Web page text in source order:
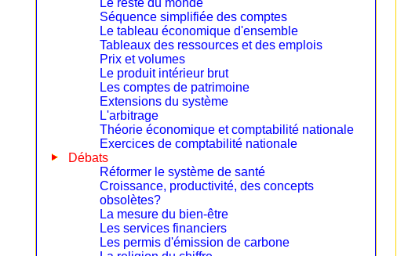
Séquence simplifiée des comptes
Le tableau économique d'ensemble
Tableaux des ressources et des emplois
Prix et volumes
Le produit intérieur brut
Les comptes de patrimoine
Extensions du système
L'arbitrage
Théorie économique et comptabilité nationale
Exercices de comptabilité nationale
Débats
Réformer le système de santé
Croissance, productivité, des concepts
obsolètes?
La mesure du bien-être
Les services financiers
Les permis d'émission de carbone